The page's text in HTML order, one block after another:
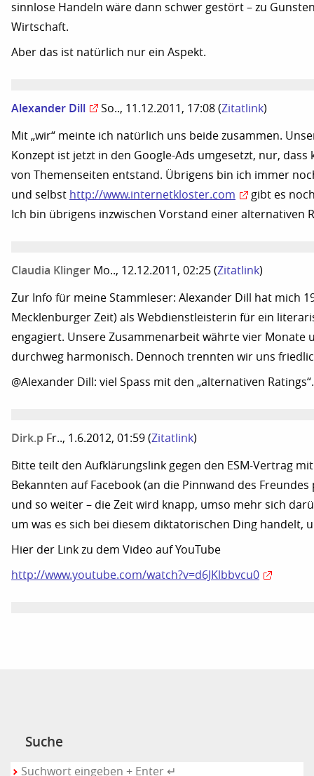
sinnlose Handeln wäre dann schwer gestört – zu
Wirtschaft.
Aber das ist natürlich nur ein Aspekt.
Alexander Dill So.., 11.12.2011, 17:08 (Zitatlink)
Mit „wir“ meinte ich natürlich uns beide zusammen.
Konzept ist jetzt in den Google-Ads umgesetzt, nur, dass
von Themenseiten entstand. Übrigens bin ich immer
und selbst http://www.internetkloster.com
gibt es
Ich bin übrigens inzwischen Vorstand einer alternativen
Claudia Klinger Mo.., 12.12.2011, 02:25 (Zitatlink)
Zur Info für meine Stammleser: Alexander Dill hat mich
Mecklenburger Zeit) als Webdienstleisterin für ein
engagiert. Unsere Zusammenarbeit währte vier Monate
durchweg harmonisch. Dennoch trennten wir uns
@Alexander Dill: viel Spass mit den „alternativen Ratings“.
Dirk.p Fr.., 1.6.2012, 01:59 (Zitatlink)
Bitte teilt den Aufklärungslink gegen den ESM-Vertrag
Bekannten auf Facebook (an die Pinnwand des
und so weiter – die Zeit wird knapp, umso mehr sich
um was es sich bei diesem diktatorischen Ding handelt,
Hier der Link zu dem Video auf YouTube
http://www.youtube.com/watch?v=d6JKlbbvcu0
Suche